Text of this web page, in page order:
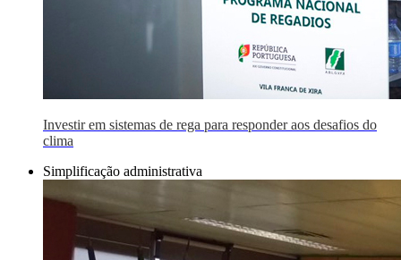
Investir em sistemas de rega para responder aos desafios do
clima
Simplificação administrativa